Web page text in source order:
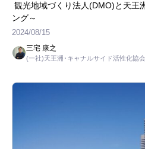
観光地域づくり法人(DMO)と天王
ング～
2024/08/15
三宅 康之
(一社)天王洲･キャナルサイド活性化協